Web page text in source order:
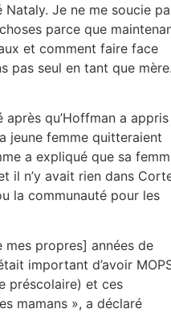
Je ne me soucie
parce que
et comment faire face
pas seul en tant que
qu’Hoffman a appris
jeune femme quitteraient
a expliqué que sa
il n’y avait rien dans
la communauté pour les
mes propres] années de
important d’avoir
préscolaire) et ces
mamans », a déclaré